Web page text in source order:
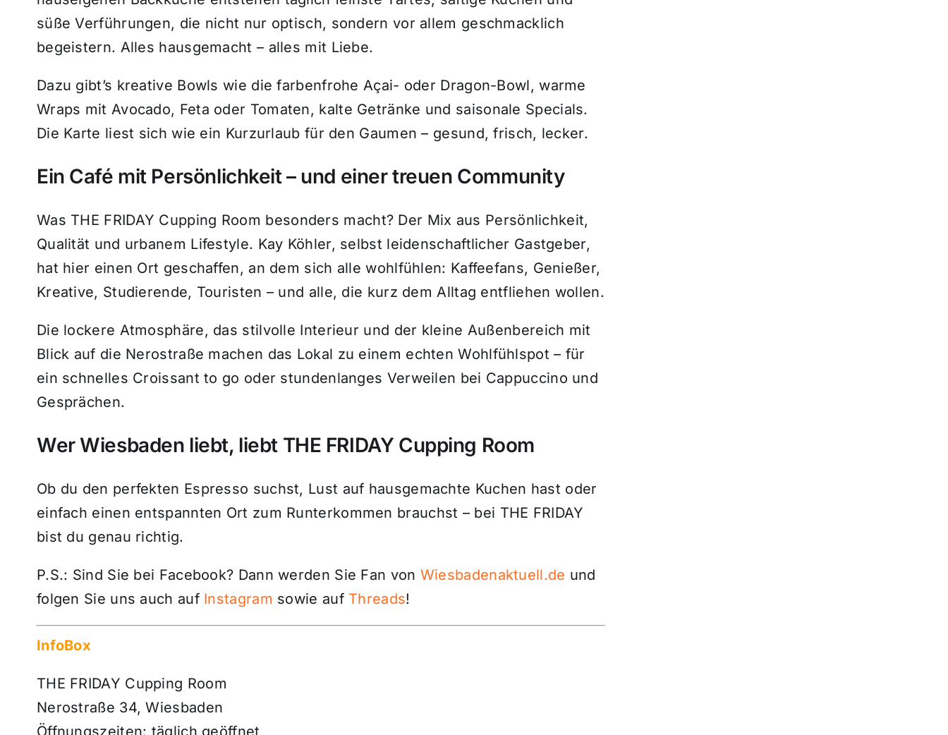
süße Verführungen, die nicht nur optisch, sondern vor allem geschmacklich
begeistern. Alles hausgemacht – alles mit Liebe.
Dazu gibt’s kreative Bowls wie die farbenfrohe Açai- oder Dragon-Bowl, warme
Wraps mit Avocado, Feta oder Tomaten, kalte Getränke und saisonale Specials.
Die Karte liest sich wie ein Kurzurlaub für den Gaumen – gesund, frisch, lecker.
Ein Café mit Persönlichkeit – und einer treuen Community
Was THE FRIDAY Cupping Room besonders macht? Der Mix aus Persönlichkeit,
Qualität und urbanem Lifestyle. Kay Köhler, selbst leidenschaftlicher Gastgeber,
hat hier einen Ort geschaffen, an dem sich alle wohlfühlen: Kaffeefans, Genießer,
Kreative, Studierende, Touristen – und alle, die kurz dem Alltag entfliehen wollen.
Die lockere Atmosphäre, das stilvolle Interieur und der kleine Außenbereich mit
Blick auf die Nerostraße machen das Lokal zu einem echten Wohlfühlspot – für
ein schnelles Croissant to go oder stundenlanges Verweilen bei Cappuccino und
Gesprächen.
Wer Wiesbaden liebt, liebt THE FRIDAY Cupping Room
Ob du den perfekten Espresso suchst, Lust auf hausgemachte Kuchen hast oder
einfach einen entspannten Ort zum Runterkommen brauchst – bei THE FRIDAY
bist du genau richtig.
P.S.: Sind Sie bei Facebook? Dann werden Sie Fan von Wiesbadenaktuell.de und
folgen Sie uns auch auf Instagram sowie auf Threads!
InfoBox
THE FRIDAY Cupping Room
Nerostraße 34, Wiesbaden
Öffnungszeiten: täglich geöffnet